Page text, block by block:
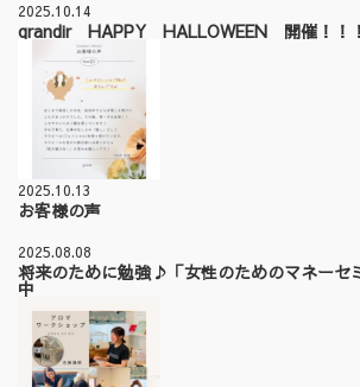
2025.10.14
grandir HAPPY HALLOWEEN 開催！！！
2025.10.13
お客様の声
2025.08.08
将来のために勉強♪「女性のためのマネーセ
中